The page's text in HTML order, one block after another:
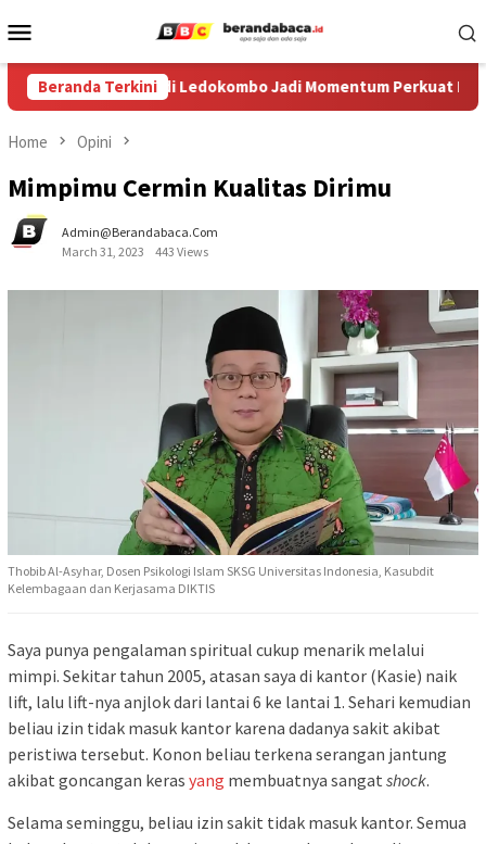
to
Menu
Beranda Terkini
Egrang ke-XIV di Ledokombo Jadi Momentum Perkuat Ruang
Home Opini
Mimpimu Cermin Kualitas Dirimu
Admin@berandabaca.com
March 31, 2023
443 Views
Thobib Al-Asyhar, Dosen Psikologi Islam SKSG Universitas Indonesia, Kasubdit
Kelembagaan dan Kerjasama DIKTIS
Saya punya pengalaman spiritual cukup menarik melalui
mimpi. Sekitar tahun 2005, atasan saya di kantor (Kasie) naik
lift, lalu lift-nya anjlok dari lantai 6 ke lantai 1. Sehari kemudian
beliau izin tidak masuk kantor karena dadanya sakit akibat
peristiwa tersebut. Konon beliau terkena serangan jantung
akibat goncangan keras yang membuatnya sangat shock.
Selama seminggu, beliau izin sakit tidak masuk kantor. Semua